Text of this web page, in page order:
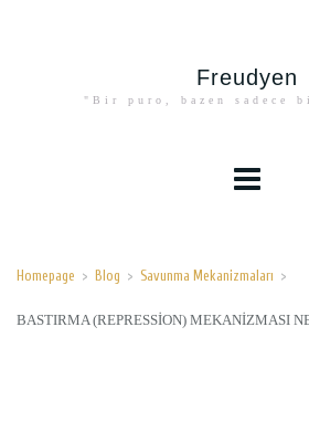
Freudyen
"Bir puro, bazen sadece
Homepage > Blog > Savunma Mekanizmaları >
BASTIRMA (REPRESSION) MEKANIZMASI